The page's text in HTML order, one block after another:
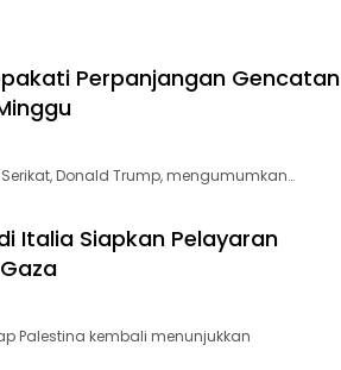
Perpanjangan Gencatan
Donald Trump, mengumumkan…
Italia Siapkan Pelayaran
Palestina kembali menunjukkan